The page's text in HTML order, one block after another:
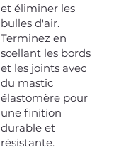
et éliminer les
bulles d'air.
Terminez en
scellant les bords
et les joints avec
du mastic
élastomère pour
une finition
durable et
résistante.